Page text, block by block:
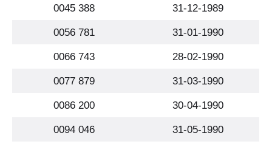
0045 388 31-12-1989
0056 781 31-01-1990
0066 743 28-02-1990
0077 879 31-03-1990
0086 200 30-04-1990
0094 046 31-05-1990